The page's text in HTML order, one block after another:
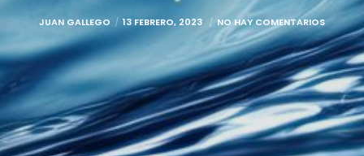
JUAN GALLEGO 13 FEBRERO, 2023 NO HAY COMENTARIOS